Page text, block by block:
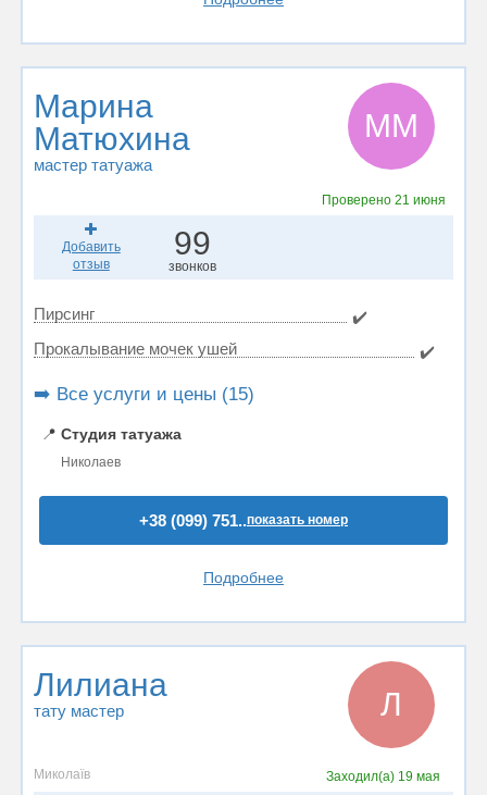
Марина
Матюхина
мастер татуажа
ММ
Проверено 21 июня
Добавить
отзыв
99
звонков
Пирсинг
✔️
Прокалывание мочек ушей
✔️
➡️ Все услуги и цены (15)
📍 Студия татуажа
Николаев
+38 (099) 751..показать номер
Подробнее
Лилиана
тату мастер Л
Миколаїв Заходил(а) 19 мая